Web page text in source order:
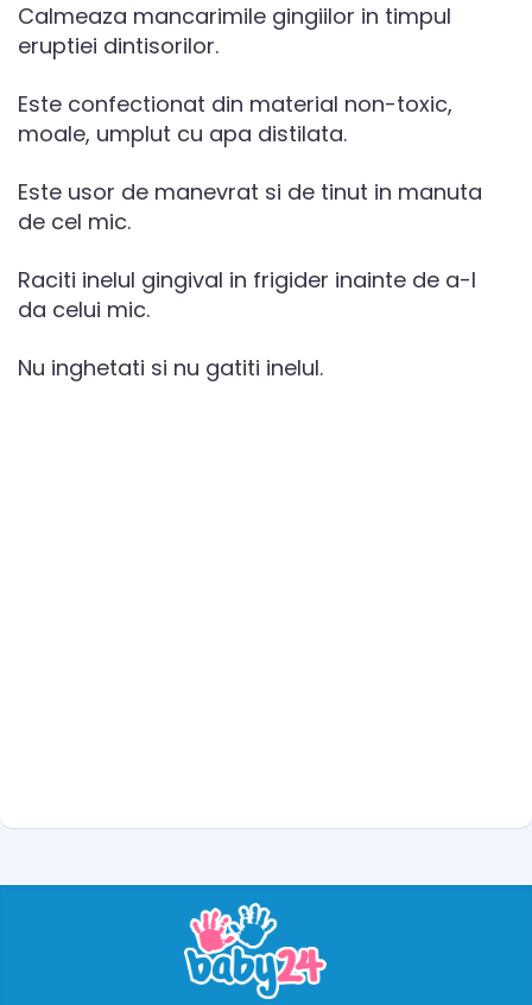
Calmeaza mancarimile gingiilor in timpul
eruptiei dintisorilor.
Este confectionat din material non-toxic,
moale, umplut cu apa distilata.
Este usor de manevrat si de tinut in manuta
de cel mic.
Raciti inelul gingival in frigider inainte de a-l
da celui mic.
Nu inghetati si nu gatiti inelul.